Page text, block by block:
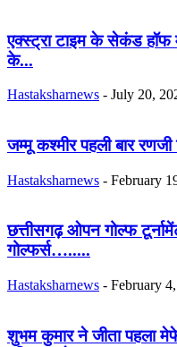
एक्स्ट्रा टाइम के सेकंड हॉफ
के...
Hastaksharnews - July 20,
जम्मू कश्मीर पहली बार
Hastaksharnews - February
छत्तीसगढ़ ओपन गोल्फ
गोल्फर्स….....
Hastaksharnews - February
शुभम कुमार ने जीता पहला